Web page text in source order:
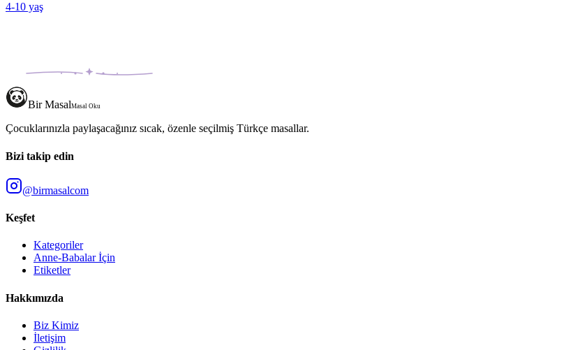
4-10 yaş
Bir MasalMasal Oku
Çocuklarınızla paylaşacağınız sıcak, özenle seçilmiş Türkçe masallar.
Bizi takip edin
@birmasalcom
Keşfet
Kategoriler
Anne-Babalar İçin
Etiketler
Hakkımızda
Biz Kimiz
İletişim